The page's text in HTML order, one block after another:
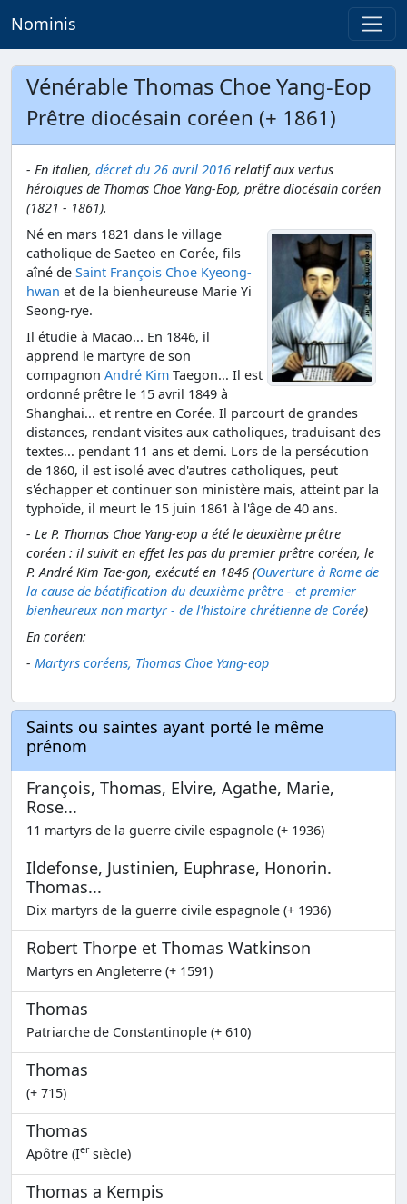
Nominis
Vénérable Thomas Choe Yang-Eop
Prêtre diocésain coréen (+ 1861)
- En italien, décret du 26 avril 2016 relatif aux vertus
héroïques de Thomas Choe Yang-Eop, prêtre diocésain coréen
(1821 - 1861).
Né en mars 1821 dans le village
catholique de Saeteo en Corée, fils
aîné de Saint François Choe Kyeong-
hwan et de la bienheureuse Marie Yi
Seong-rye.
Il étudie à Macao... En 1846, il
apprend le martyre de son
compagnon André Kim Taegon... Il est
ordonné prêtre le 15 avril 1849 à
Shanghai... et rentre en Corée. Il parcourt de grandes
distances, rendant visites aux catholiques, traduisant des
textes... pendant 11 ans et demi. Lors de la persécution
de 1860, il est isolé avec d'autres catholiques, peut
s'échapper et continuer son ministère mais, atteint par la
typhoïde, il meurt le 15 juin 1861 à l'âge de 40 ans.
- Le P. Thomas Choe Yang-eop a été le deuxième prêtre
coréen : il suivit en effet les pas du premier prêtre coréen, le
P. André Kim Tae-gon, exécuté en 1846 (Ouverture à Rome de
la cause de béatification du deuxième prêtre - et premier
bienheureux non martyr - de l'histoire chrétienne de Corée)
En coréen:
- Martyrs coréens, Thomas Choe Yang-eop
Saints ou saintes ayant porté le même
prénom
François, Thomas, Elvire, Agathe, Marie,
Rose...
11 martyrs de la guerre civile espagnole (+ 1936)
Ildefonse, Justinien, Euphrase, Honorin.
Thomas...
Dix martyrs de la guerre civile espagnole (+ 1936)
Robert Thorpe et Thomas Watkinson
Martyrs en Angleterre (+ 1591)
Thomas
Patriarche de Constantinople (+ 610)
Thomas
(+ 715)
Thomas
Apôtre (Iersiècle)
Thomas a Kempis